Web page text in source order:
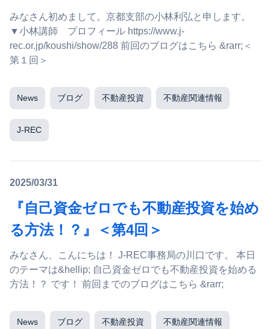
みなさん初めまして。京都支部の小林利弘と申します。
▼小林講師 プロフィール https://www.j-
rec.or.jp/koushi/show/288 前回のブログはこちら &rarr;＜
第１回＞
News ブログ 不動産投資 不動産関連情報
J-REC
2025/03/31
『自己資金ゼロでも不動産投資を始め
る方法！？』＜第4回＞
みなさん、こんにちは！ J-REC事務局の川口です。 本日
のテーマは&hellip; 自己資金ゼロでも不動産投資を始める
方法！？ です！ 前回までのブログはこちら &rarr;
News ブログ 不動産投資 不動産関連情報